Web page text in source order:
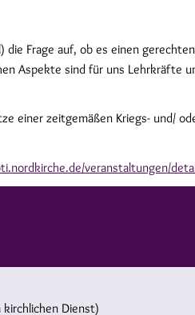
Frage auf, ob es einen
Aspekte sind für uns Lehrkräfte
einer zeitgemäßen Kriegs- und/
veranstaltungen/
Dienst)